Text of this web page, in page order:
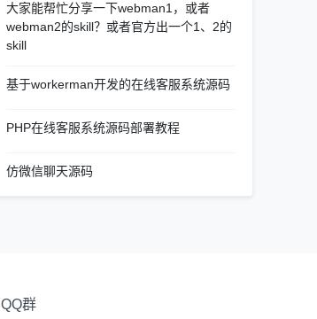
大家能帮忙分享一下webman1，或者
webman2的skill？或者官方出一个1、2的
skill
基于workerman开发的在线客服系统源码
PHP在线客服系统源码部署教程
仿微信聊天源码
QQ群